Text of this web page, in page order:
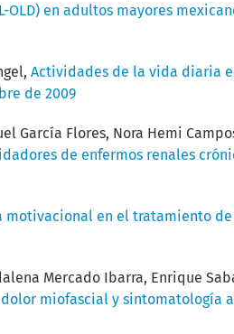
en adultos mayores
Actividades de la vida diaria
de 2009
García Flores, Nora Hemi
de enfermos renales
motivacional en el tratamiento
Mercado Ibarra, Enrique
miofascial y sintomatología